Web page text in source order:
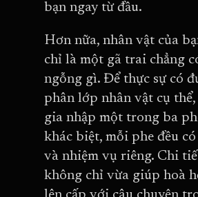
bạn ngay từ đầu.
Hơn nữa, nhân vật của
chỉ là một gã trai chẳng
ngỗng gì. Để thực sự có
phân lớp nhân vật cụ thể,
gia nhập một trong ba
khác biệt, mỗi phe đều
và nhiệm vụ riêng. Chi
không chỉ vừa giúp hoà